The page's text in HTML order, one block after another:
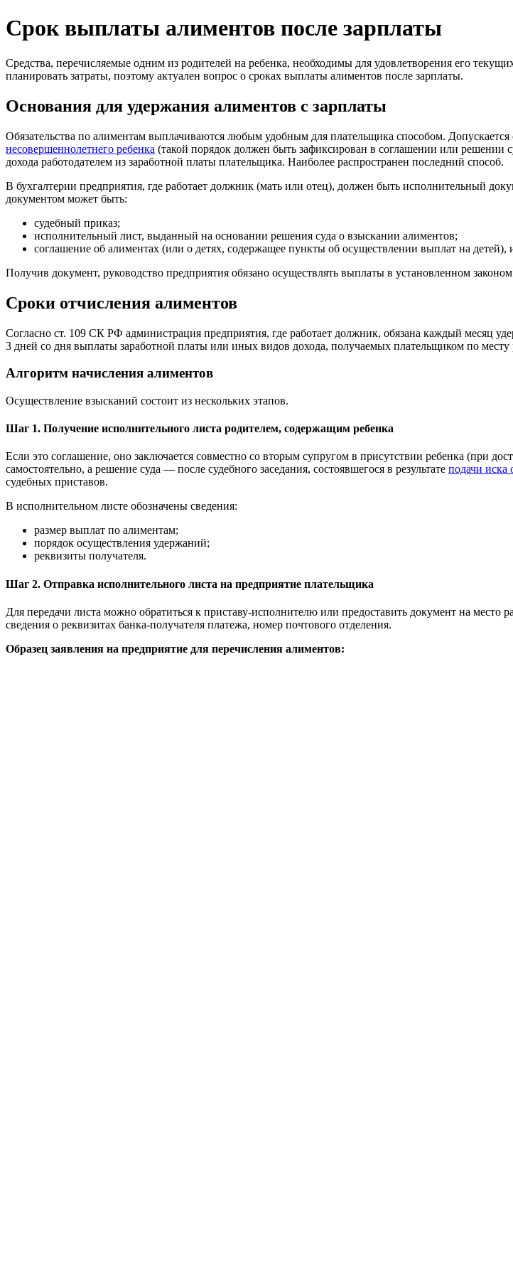
Срок выплаты алиментов после зарплаты
Средства, перечисляемые одним из родителей на ребенка, необходимы для удовлетворения его
планировать затраты, поэтому актуален вопрос о сроках выплаты алиментов после зарплаты.
Основания для удержания алиментов с зарплаты
Обязательства по алиментам выплачиваются любым удобным для плательщика способом. Допускается
несовершеннолетнего ребенка (такой порядок должен быть зафиксирован в соглашении или решении
дохода работодателем из заработной платы плательщика. Наиболее распространен последний способ.
В бухгалтерии предприятия, где работает должник (мать или отец), должен быть исполнительный
документом может быть:
судебный приказ;
исполнительный лист, выданный на основании решения суда о взыскании алиментов;
соглашение об алиментах (или о детях, содержащее пункты об осуществлении выплат на детей),
Получив документ, руководство предприятия обязано осуществлять выплаты в установленном
Сроки отчисления алиментов
Согласно ст. 109 СК РФ администрация предприятия, где работает должник, обязана каждый месяц
3 дней со дня выплаты заработной платы или иных видов дохода, получаемых плательщиком по месту
Алгоритм начисления алиментов
Осуществление взысканий состоит из нескольких этапов.
Шаг 1. Получение исполнительного листа родителем, содержащим ребенка
Если это соглашение, оно заключается совместно со вторым супругом в присутствии ребенка (при
самостоятельно, а решение суда — после судебного заседания, состоявшегося в результате подачи иска
судебных приставов.
В исполнительном листе обозначены сведения:
размер выплат по алиментам;
порядок осуществления удержаний;
реквизиты получателя.
Шаг 2. Отправка исполнительного листа на предприятие плательщика
Для передачи листа можно обратиться к приставу-исполнителю или предоставить документ на место
сведения о реквизитах банка-получателя платежа, номер почтового отделения.
Образец заявления на предприятие для перечисления алиментов: